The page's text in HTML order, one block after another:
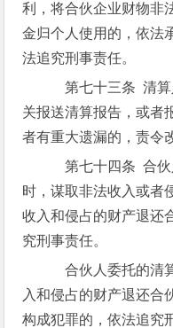
利，将合伙企业财物非
金归个人使用的，依法
法追究刑事责任。
第七十三条 清算
关报送清算报告，或者
者有重大遗漏的，责令
第七十四条 合伙
时，谋取非法收入或者
收入和侵占的财产退还
究刑事责任。
合伙人委托的清
入和侵占的财产退还合
构成犯罪的，依法追究